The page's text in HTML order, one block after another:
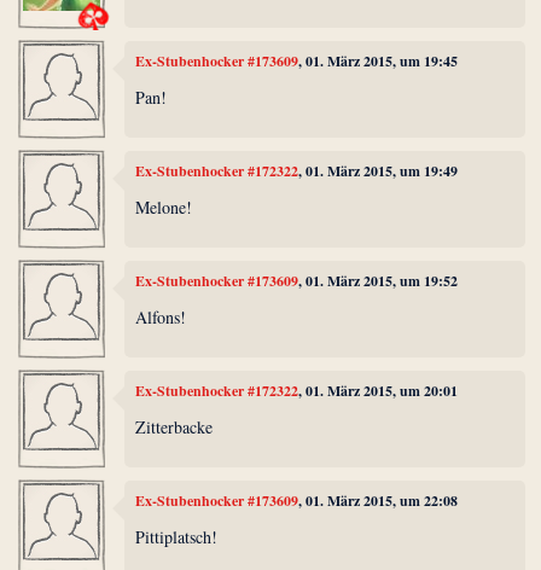
Ex-Stubenhocker #173609, 01. März 2015, um 19:45
Pan!
Ex-Stubenhocker #172322, 01. März 2015, um 19:49
Melone!
Ex-Stubenhocker #173609, 01. März 2015, um 19:52
Alfons!
Ex-Stubenhocker #172322, 01. März 2015, um 20:01
Zitterbacke
Ex-Stubenhocker #173609, 01. März 2015, um 22:08
Pittiplatsch!